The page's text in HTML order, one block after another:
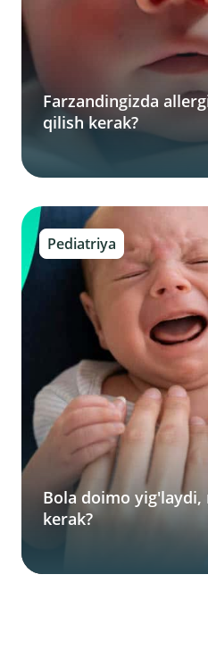
Farzandingizda
qilish kerak?
Pediatriya
Bola doimo
kerak?